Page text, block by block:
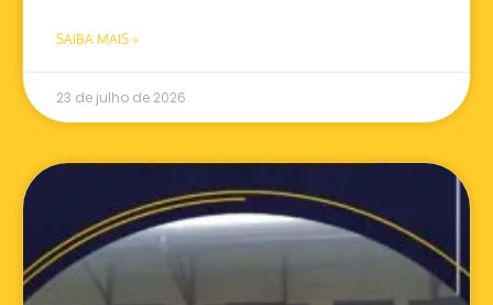
SAIBA MAIS »
23 de julho de 2026